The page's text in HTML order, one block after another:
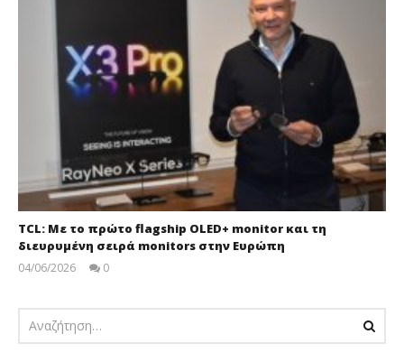
TCL: Με το πρώτο flagship OLED+ monitor και τη
διευρυμένη σειρά monitors στην Ευρώπη
04/06/2026
0